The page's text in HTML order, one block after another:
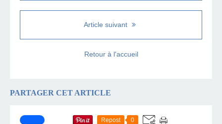
Article suivant
Retour à l'accueil
PARTAGER CET ARTICLE
Repost 0